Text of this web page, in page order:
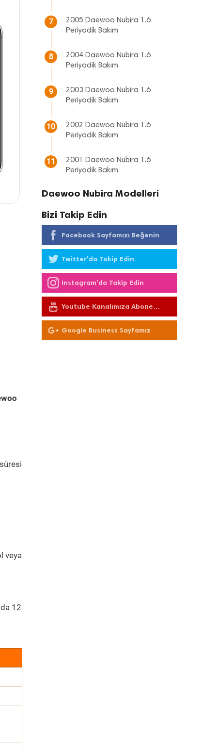
veya
12
7
2005 Daewoo Nubira 1.6
Periyodik Bakım
8
2004 Daewoo Nubira 1.6
Periyodik Bakım
9
2003 Daewoo Nubira 1.6
Periyodik Bakım
10
2002 Daewoo Nubira 1.6
Periyodik Bakım
11
2001 Daewoo Nubira 1.6
Periyodik Bakım
Daewoo Nubira Modelleri
Bizi Takip Edin
Facebook Sayfamızı Beğenin
Twitter'da Takip Edin
Instagram'da Takip Edin
Youtube Kanalımıza Abone
Olun
Google Business Sayfamız